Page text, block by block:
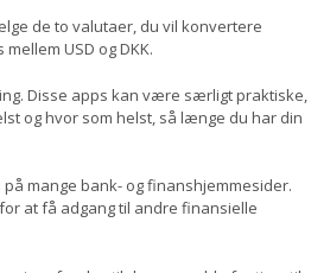
de to valutaer, du vil konvertere
USD og DKK.
Disse apps kan være særligt praktiske,
og hvor som helst, så længe du har din
mange bank- og finanshjemmesider.
at få adgang til andre finansielle